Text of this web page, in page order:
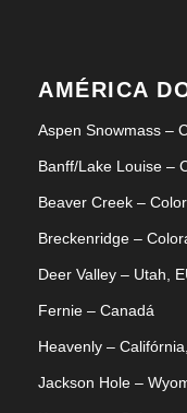
AMÉRICA
Aspen Snowmass –
Banff/Lake Louise –
Beaver Creek –
Breckenridge –
Deer Valley – Utah,
Fernie – Canadá
Heavenly –
Jackson Hole –